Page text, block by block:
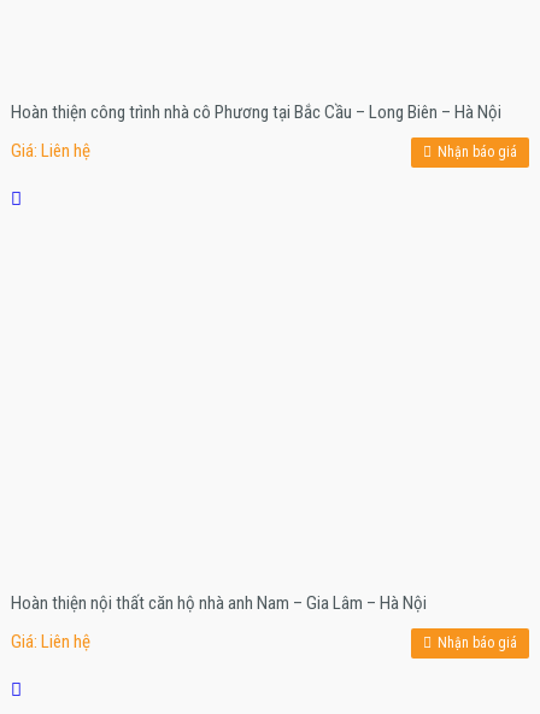
Hoàn thiện công trình nhà cô Phương tại Bắc Cầu – Long Biên – Hà Nội
Giá: Liên hệ
Nhận báo giá
Hoàn thiện nội thất căn hộ nhà anh Nam – Gia Lâm – Hà Nội
Giá: Liên hệ
Nhận báo giá